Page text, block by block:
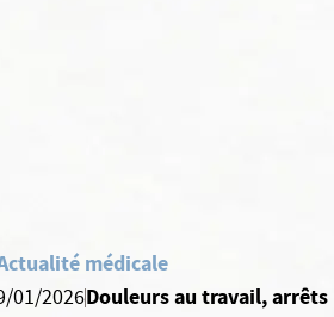
médicale
01/2026Douleurs au travail,